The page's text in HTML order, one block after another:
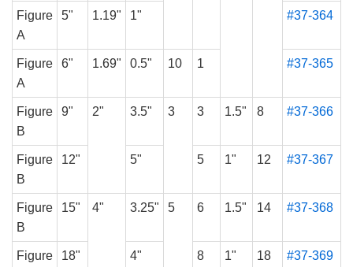
Figure
A
5" 1.19" 1" #37-364
Figure
A
6" 1.69" 0.5" 10 1 #37-365
Figure
B
9" 2" 3.5" 3 3 1.5" 8 #37-366
Figure
B
12" 5" 5 1" 12 #37-367
Figure
B
15" 4" 3.25" 5 6 1.5" 14 #37-368
Figure
18" 4" 8 1" 18 #37-369